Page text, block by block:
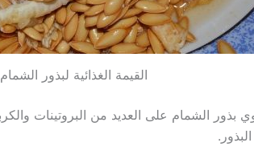
القيمة الغذائية لبذور الشمام